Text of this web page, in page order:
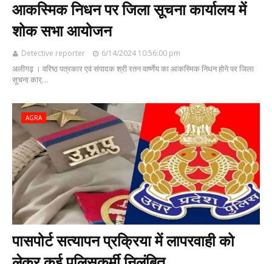
आकस्मिक निधन पर जिला सूचना कार्यालय में
शोक सभा आयोजन
Detective reporter 6/14/2024 10:56:00 pm
अलीगढ़ । वरिष्ठ पत्रकार एवं संपादक श्री रतन वार्ष्णेय का आकस्मिक निधन होने पर जिला
सूचना कार्…
AGRA
पासपोर्ट सत्यापन प्रक्रिया में लापरवाही को